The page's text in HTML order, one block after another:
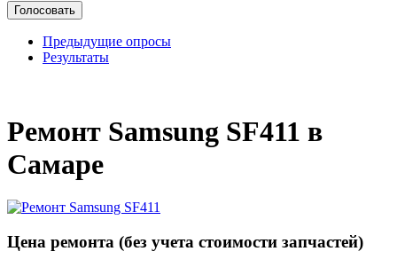
Предыдущие опросы
Результаты
Ремонт Samsung SF411 в
Самаре
Цена ремонта (без учета стоимости запчастей)